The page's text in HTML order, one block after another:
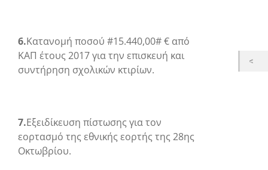
6.Κατανομή ποσού #15.440,00# € από
ΚΑΠ έτους 2017 για την επισκευή και
συντήρηση σχολικών κτιρίων.
7.Εξειδίκευση πίστωσης για τον
εορτασμό της εθνικής εορτής της 28ης
Οκτωβρίου.